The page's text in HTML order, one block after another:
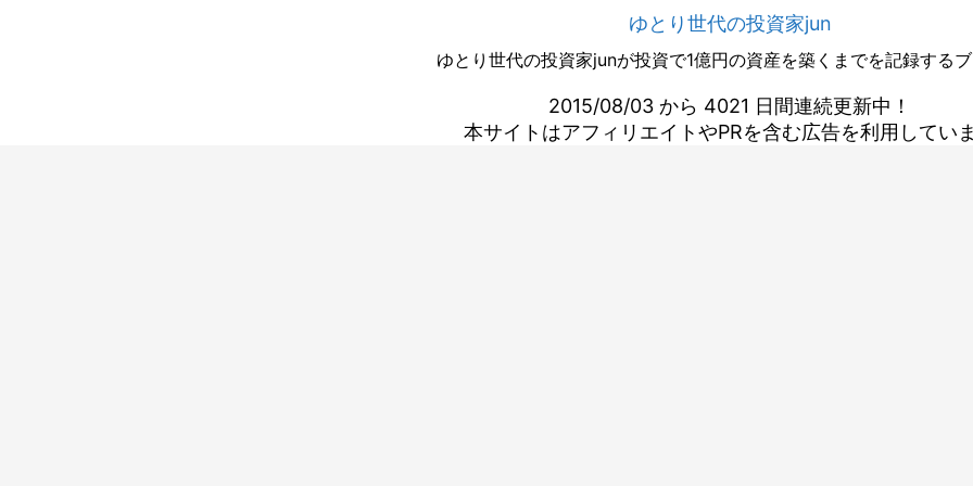
ゆとり世代の投資家jun
ゆとり世代の投資家junが投資で1億円の資産を築くまでを記録するブ
2015/08/03 から 4021 日間連続更新中！
本サイトはアフィリエイトやPRを含む広告を利用してい